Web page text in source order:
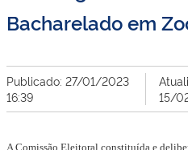
Bacharelado em
Publicado: 27/01/2023
16:39
15/
A Comissão Eleitoral constituída e